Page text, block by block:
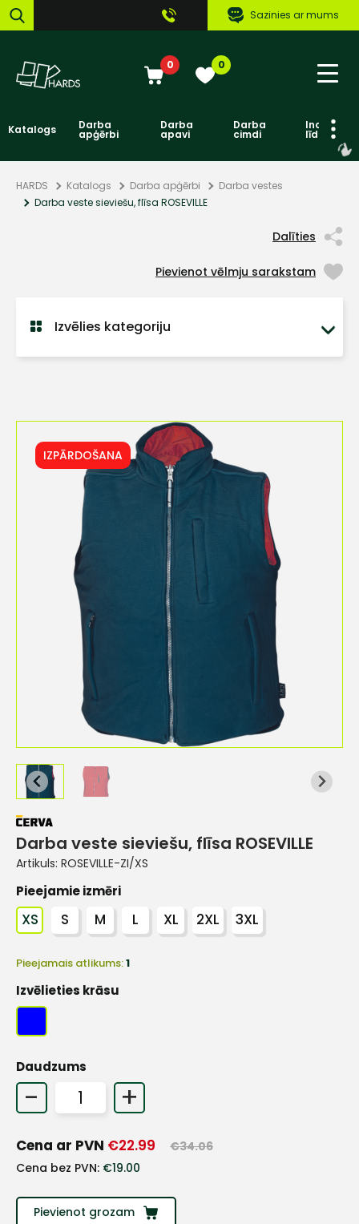
Sazinies ar mums
0 0
Katalogs Darba
apģērbi
Darba
apavi
Darba
cimdi līdzekļi
HARDS Katalogs Darba apģērbi
Darba vestes
Darba veste sieviešu, flīsa ROSEVILLE
Dalīties
Pievienot vēlmju sarakstam
Izvēlies kategoriju
IZPĀRDOŠANA
Darba veste sieviešu, flīsa ROSEVILLE
Artikuls: ROSEVILLE-ZI/XS
Pieejamie izmēri
XS S M L XL 2XL 3XL
Pieejamais atlikums:1
Izvēlieties krāsu
Daudzums
- +
Cena ar PVN €22.99 €34.06
Cena bez PVN: €19.00
Pievienot grozam
Sazinies
+